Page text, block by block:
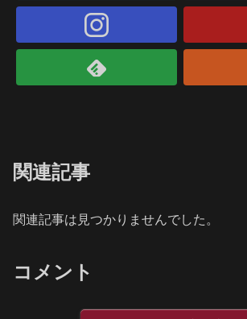
関連記事
関連記事は見つかりませんでした。
コメント